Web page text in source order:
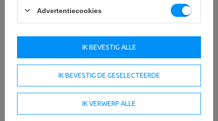
Technische specificaties
dikte 5 cm
groot
Advertentiecookies
IK BEVESTIG DE GESELECTEERDE
IK VERWERP ALLE
IK BEVESTIG ALLE